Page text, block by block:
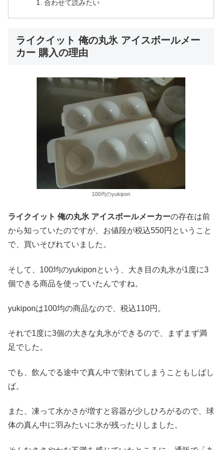
合わせて読みたい
ライクイット 俺の丸氷 アイスボールメー
カー 購入の理由
100均のyukipon
ライクイット 俺の丸氷 アイスボールメーカーの存在は前
から知っていたのですが、お値段が税込550円ということ
で、買いそびれていました。
そして、100均のyukiponという、大き目の丸氷が1度に3
個できる商品を使っていたんですね。
yukiponは100均の商品なので、税込110円。
それで1度に3個の大きな丸氷ができるので、まずまず満
足でした。
でも、飲んでる途中で真ん中で割れてしまうこともしばし
ば。
また、凍って水かさが増すと容器が少しひろがるので、球
体の真ん中に羽みたいに氷が残ったりしました。